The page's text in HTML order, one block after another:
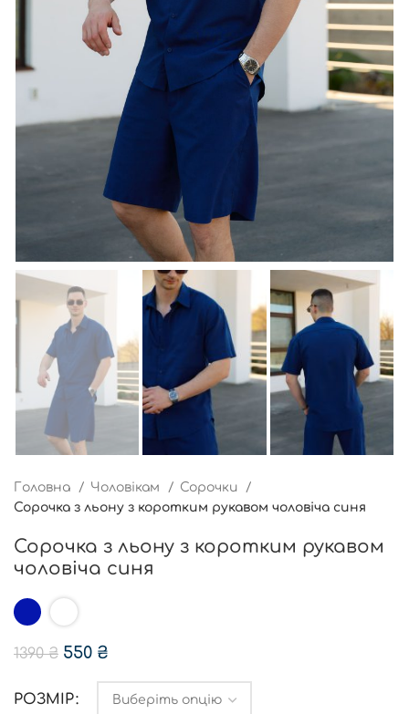
Головна Чоловікам
Сорочки
Сорочка з льону з коротким рукавом чоловіча синя
Сорочка з льону з коротким рукавом
чоловіча синя
1390₴ 550 ₴
РОЗМІР